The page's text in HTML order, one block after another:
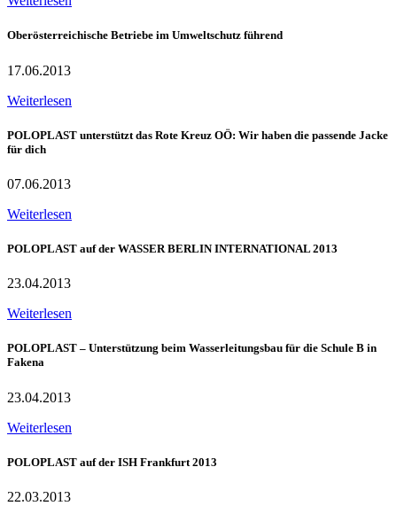
Oberösterreichische Betriebe im Umweltschutz führend
17.06.2013
Weiterlesen
POLOPLAST unterstützt das Rote Kreuz OÖ: Wir haben die passende Jacke
für dich
07.06.2013
Weiterlesen
POLOPLAST auf der WASSER BERLIN INTERNATIONAL 2013
23.04.2013
Weiterlesen
POLOPLAST – Unterstützung beim Wasserleitungsbau für die Schule B in
Fakena
23.04.2013
Weiterlesen
POLOPLAST auf der ISH Frankfurt 2013
22.03.2013